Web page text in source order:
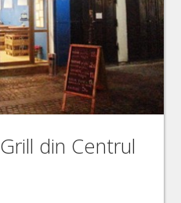
din Centrul